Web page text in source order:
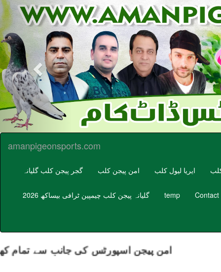
Previous
amanpigeonsports.com
گجر پیجن کلب گلیانہ امن پیجن کلب ایریا لیول کلب
گلیانہ پیجن کلب چیمپین ٹرافی بیساکھ 2026 temp Contact
امن پیجن اسپورٹس کی جانب سے تمام